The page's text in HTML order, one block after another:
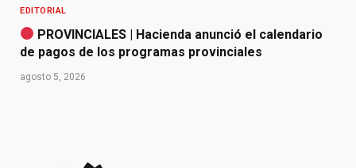
EDITORIAL
PROVINCIALES | Hacienda anunció el calendario
de pagos de los programas provinciales
agosto 5, 2026